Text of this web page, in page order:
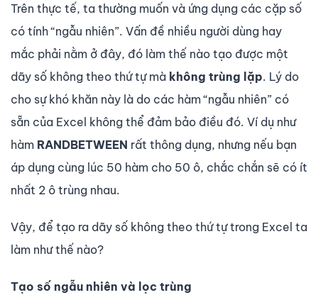
Trên thực tế, ta thường muốn và ứng dụng các cặp số
có tính “ngẫu nhiên”. Vấn đề nhiều người dùng hay
mắc phải nằm ở đây, đó làm thế nào tạo được một
dãy số không theo thứ tự mà không trùng lặp. Lý do
cho sự khó khăn này là do các hàm “ngẫu nhiên” có
sẵn của Excel không thể đảm bảo điều đó. Ví dụ như
hàm RANDBETWEEN rất thông dụng, nhưng nếu bạn
áp dụng cùng lúc 50 hàm cho 50 ô, chắc chắn sẽ có ít
nhất 2 ô trùng nhau.
Vậy, để tạo ra dãy số không theo thứ tự trong Excel ta
làm như thế nào?
Tạo số ngẫu nhiên và lọc trùng